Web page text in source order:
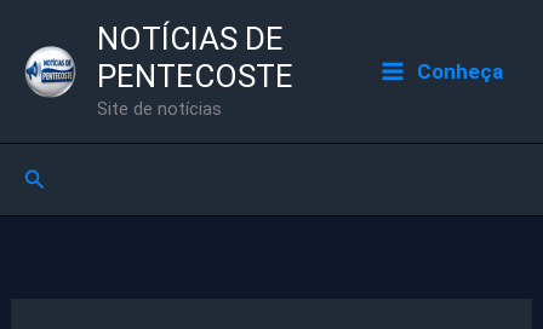
para
NOTÍCIAS DE
PENTECOSTE
Site de notícias
Conheça
Pesquisar